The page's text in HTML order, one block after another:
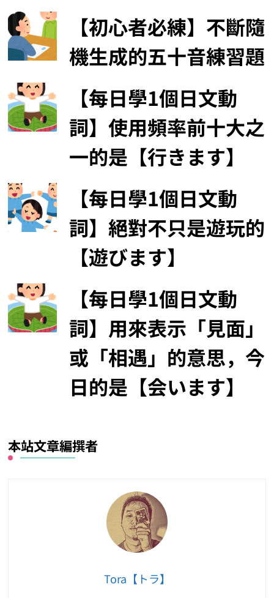
【初心者必練】不斷隨
機生成的五十音練習題
【每日學1個日文動
詞】使用頻率前十大之
一的是【行きます】
【每日學1個日文動
詞】絕對不只是遊玩的
【遊びます】
【每日學1個日文動
詞】用來表示「見面」
或「相遇」的意思，今
日的是【会います】
本站文章編撰者
Tora【トラ】